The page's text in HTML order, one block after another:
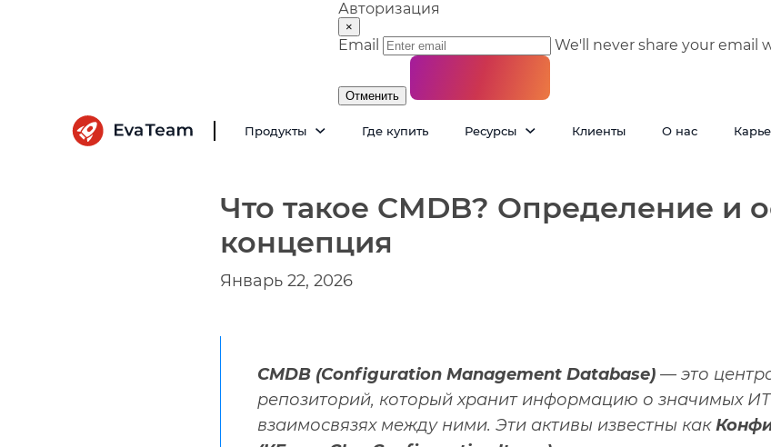
Авторизация
×
Email We'll never share your email
Отменить
Продукты Где купить Ресурсы Клиенты О нас
Что такое CMDB? Определение и
концепция
Январь 22, 2026
CMDB (Configuration Management Database) — это
репозиторий, который хранит информацию о значимых
взаимосвязях между ними. Эти активы известны как